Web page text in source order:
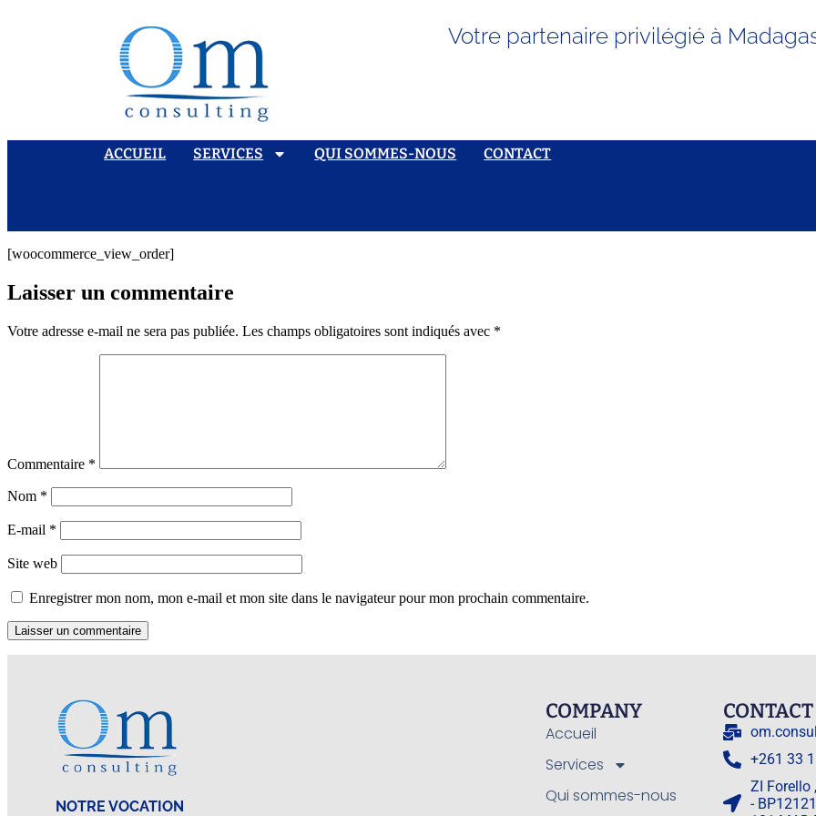
Votre partenaire privilégié à
ACCUEIL SERVICES QUI SOMMES-NOUS CONTACT
[woocommerce_view_order]
Laisser un commentaire
Votre adresse e-mail ne sera pas publiée. Les champs obligatoires sont indiqués avec *
Commentaire *
Nom *
E-mail *
Site web
Enregistrer mon nom, mon e-mail et mon site dans le navigateur pour mon prochain commentaire.
NOTRE VOCATION
COMPANY
Accueil
Services
Qui sommes-nous
CONTACT
+261 33
ZI Forello
-